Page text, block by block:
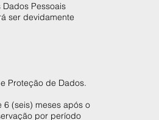
Pessoais
ser devidamente
Proteção de Dados.
6 (seis) meses após o
por período